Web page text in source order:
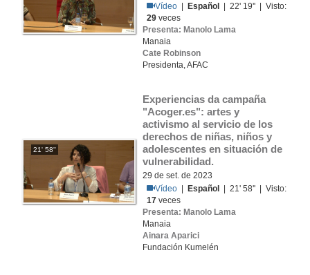
Vídeo
Español
| 22' 19'' | Visto:
29 veces
Presenta: Manolo Lama
Manaia
Cate Robinson
Presidenta, AFAC
21' 58''
Experiencias da campaña
"Acoger.es": artes y
activismo al servicio de los
derechos de niñas, niños y
adolescentes en situación de
vulnerabilidad.
29 de set. de 2023
Vídeo
Español
| 21' 58'' | Visto:
17 veces
Presenta: Manolo Lama
Manaia
Ainara Aparici
Fundación Kumelén